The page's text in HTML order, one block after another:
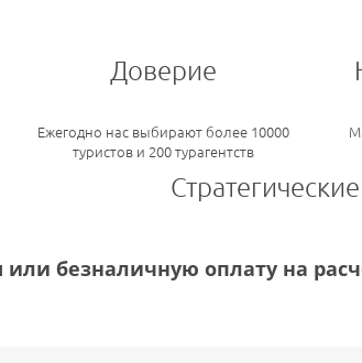
Доверие
Ежегодно нас выбирают более 10000
туристов и 200 турагентств
безналичную оплату на